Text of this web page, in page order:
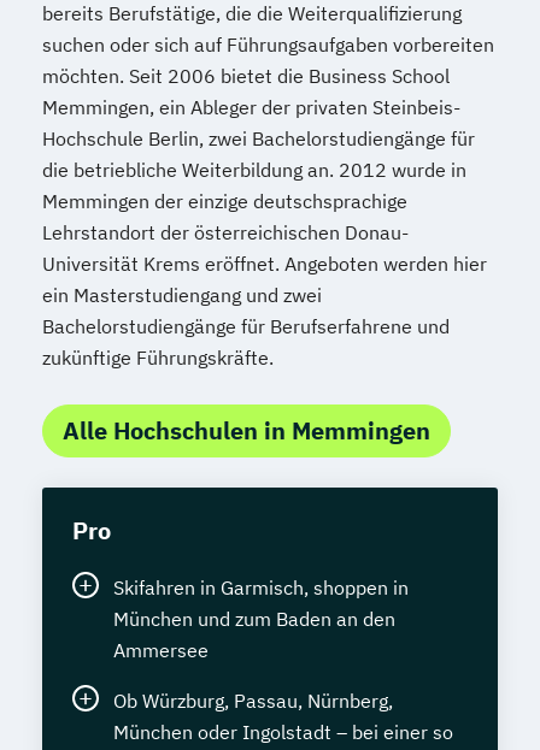
bereits Berufstätige, die die Weiterqualifizierung
suchen oder sich auf Führungsaufgaben vorbereiten
möchten. Seit 2006 bietet die Business School
Memmingen, ein Ableger der privaten Steinbeis-
Hochschule Berlin, zwei Bachelorstudiengänge für
die betriebliche Weiterbildung an. 2012 wurde in
Memmingen der einzige deutschsprachige
Lehrstandort der österreichischen Donau-
Universität Krems eröffnet. Angeboten werden hier
ein Masterstudiengang und zwei
Bachelorstudiengänge für Berufserfahrene und
zukünftige Führungskräfte.
Alle Hochschulen in Memmingen
Pro
Skifahren in Garmisch, shoppen in
München und zum Baden an den
Ammersee
Ob Würzburg, Passau, Nürnberg,
München oder Ingolstadt – bei einer so